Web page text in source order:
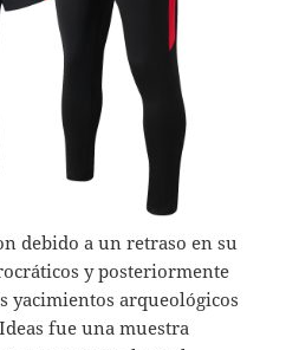
debido a un retraso en su
y posteriormente
yacimientos arqueológicos
fue una muestra